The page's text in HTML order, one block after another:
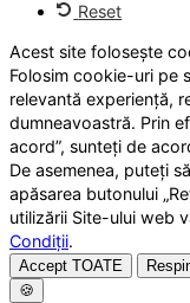
Reset
Acest site folosește
Folosim cookie-uri pe
relevantă experiență,
dumneavoastră. Prin
acord”, sunteți de
De asemenea, puteți
apăsarea butonului
utilizării Site-ului web
Condiții.
Accept TOATE
🍪